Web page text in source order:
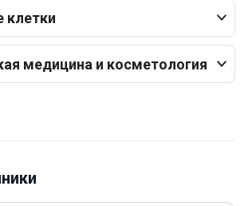
клетки
медицина и косметология